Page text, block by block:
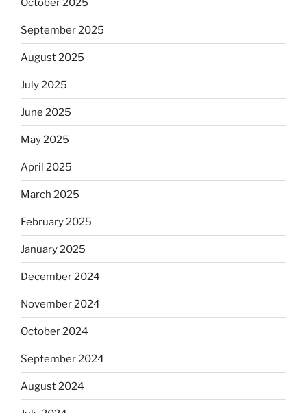
October 2025
September 2025
August 2025
July 2025
June 2025
May 2025
April 2025
March 2025
February 2025
January 2025
December 2024
November 2024
October 2024
September 2024
August 2024